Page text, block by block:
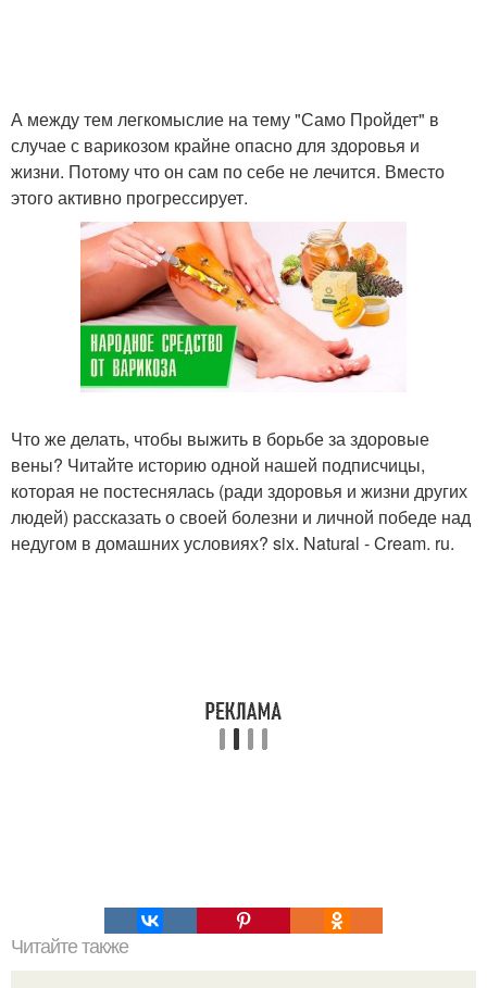
А между тем легкомыслие на тему "Само Пройдет" в
случае с варикозом крайне опасно для здоровья и
жизни. Потому что он сам по себе не лечится. Вместо
этого активно прогрессирует.
Что же делать, чтобы выжить в борьбе за здоровые
вены? Читайте историю одной нашей подписчицы,
которая не постеснялась (ради здоровья и жизни других
людей) рассказать о своей болезни и личной победе над
недугом в домашних условиях? six. Natural - Cream. ru.
Читайте также